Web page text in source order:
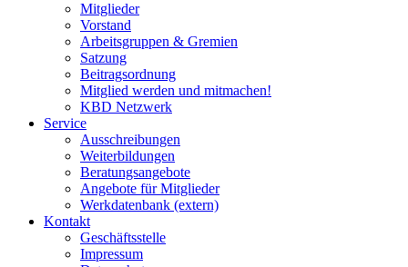
Mitglieder
Vorstand
Arbeitsgruppen & Gremien
Satzung
Beitragsordnung
Mitglied werden und mitmachen!
KBD Netzwerk
Service
Ausschreibungen
Weiterbildungen
Beratungsangebote
Angebote für Mitglieder
Werkdatenbank (extern)
Kontakt
Geschäftsstelle
Impressum